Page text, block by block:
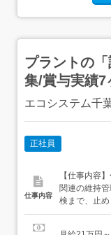
プラントの
集/賞与実績7
エコシステム千
正社員
仕事内容
【仕事内容
関連の維持
検まで、止
ア最大クラ